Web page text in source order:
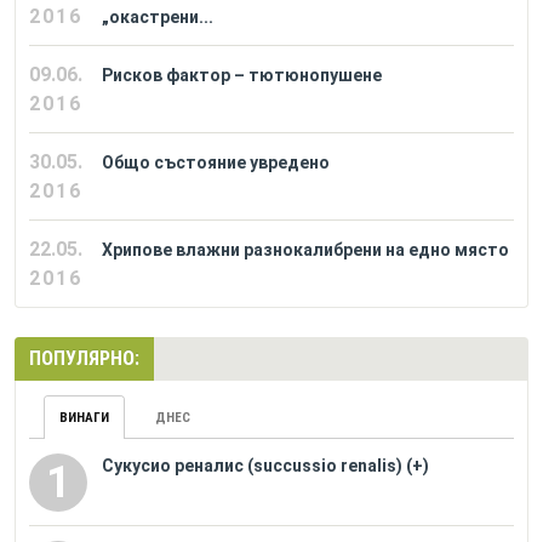
2016
„окастрени...
09.06.
2016
Рисков фактор – тютюнопушене
30.05.
2016
Общо състояние увредено
22.05.
2016
Хрипове влажни разнокалибрени на едно място
ПОПУЛЯРНО:
ВИНАГИ ДНЕС
1 Сукусио реналис (succussio renalis) (+)